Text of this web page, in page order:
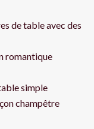
de table avec des
romantique
simple
champêtre